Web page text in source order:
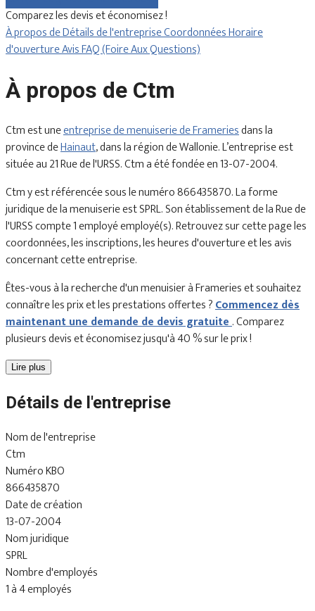
Comparez les devis et économisez !
À propos deDétails de l'entrepriseCoordonnéesHoraire
d'ouvertureAvisFAQ (Foire Aux Questions)
À propos de Ctm
Ctm est uneentreprise de menuiserie de Frameriesdans la
province deHainaut, dans la région de Wallonie. L’entreprise est
située au 21 Rue de l'URSS. Ctm a été fondée en 13-07-2004.
Ctm y est référencée sous le numéro 866435870. La forme
juridique de la menuiserie est SPRL. Son établissement de la Rue de
l'URSS compte 1 employé employé(s). Retrouvez sur cette page les
coordonnées, les inscriptions, les heures d'ouverture et les avis
concernant cette entreprise.
Êtes-vous à la recherche d'un menuisier à Frameries et souhaitez
connaître les prix et les prestations offertes ?Commencez dès
maintenant une demande de devis gratuite. Comparez
plusieurs devis et économisez jusqu'à 40 % sur le prix !
Lire plus
Détails de l'entreprise
Nom de l'entreprise
Ctm
Numéro KBO
866435870
Date de création
13-07-2004
Nom juridique
SPRL
Nombre d'employés
1 à 4 employés